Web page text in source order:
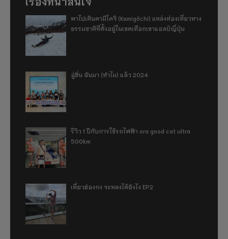
พาไปเดินคามิโคจิ (Kamigōchi) แหล่งท่องเที่ยวทาง
ธรรมชาติที่ตั้งอยู่ในเขตเทือกเขาแอลป์ญี่ปุ่น
อู่ฮั่น ฉันมา (ทำไม) แล้ว 2024
รีวิว 1 ปีกับการใช้รถไฟฟ้า ora good cat ultra
500km
เที่ยวฮ่องกง จะหลงได้ยังไง EP2